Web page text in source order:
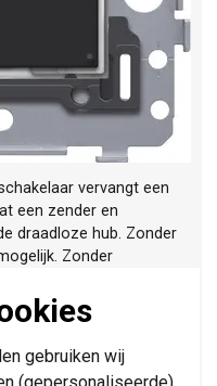
gebruiken wij
(gepersonaliseerde)
vervangt een
een zender en
draadloze hub. Zonder
Zonder
morgen in huis*